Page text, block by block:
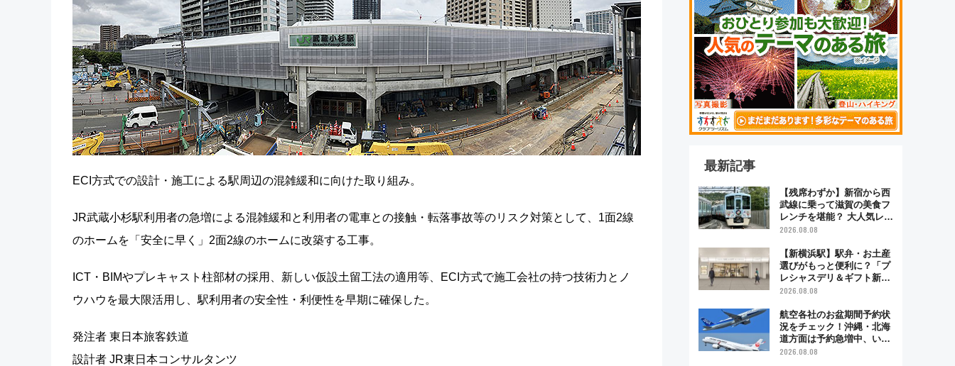
ECI方式での設計・施工による駅周辺の混雑緩和に向けた取り組み。
JR武蔵小杉駅利用者の急増による混雑緩和と利用者の電車との接触・転落事故等のリスク対策として、1面2線
のホームを「安全に早く」2面2線のホームに改築する工事。
ICT・BIMやプレキャスト柱部材の採用、新しい仮設土留工法の適用等、ECI方式で施工会社の持つ技術力とノ
ウハウを最大限活用し、駅利用者の安全性・利便性を早期に確保した。
発注者 東日本旅客鉄道
設計者 JR東日本コンサルタンツ
最新記事
【残席わずか】新宿から西
武線に乗って滋賀の美食フ
レンチを堪能？ 大人気レス
トラン列車「52席の至福」
の特別コラボ
2026.08.08
【新横浜駅】駅弁・お土産
選びがもっと便利に？「プ
レシャスデリ＆ギフト新横
浜」がオープン 場所や営
2026.08.08
航空各社のお盆期間予約状
況をチェック！沖縄・北海
道方面は予約急増中、いま
から狙うべき日は？
2026.08.08